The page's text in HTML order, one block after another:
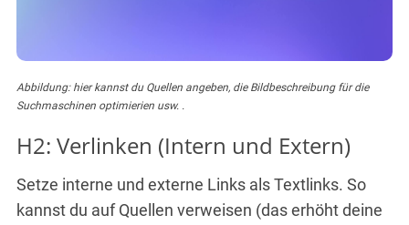
Abbildung: hier kannst du Quellen angeben, die Bildbeschreibung für die
Suchmaschinen optimierien usw. .
H2: Verlinken (Intern und Extern)
Setze interne und externe Links als Textlinks. So
kannst du auf Quellen verweisen (das erhöht deine